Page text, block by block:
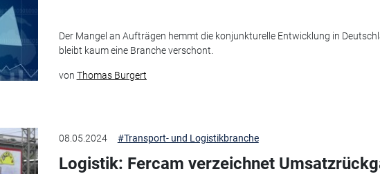
Der Mangel an Aufträgen hemmt die konjunkturelle Entwicklung in
bleibt kaum eine Branche verschont.
von Thomas Burgert
08.05.2024 #Transport- und Logistikbranche
Logistik: Fercam verzeichnet